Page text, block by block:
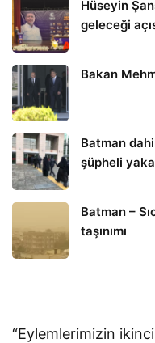
Hüseyin
geleceği
Bakan
Batman
şüpheli
Batman –
taşınımı
“Eylemlerimizin ikinci